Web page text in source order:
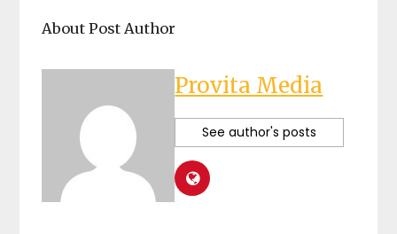
About Post Author
Provita Media
See author's posts